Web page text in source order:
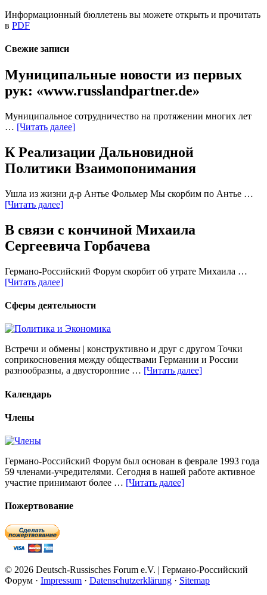
Информационный бюллетень вы можете открыть и прочитать
в PDF
Свежие записи
Муниципальные новости из первых
рук: «www.russlandpartner.de»
Муниципальное сотрудничество на протяжении многих лет
… [Читать далее]
К Реализации Дальновидной
Политики Взаимопонимания
Ушла из жизни д-р Антье Фольмер Мы скорбим по Антье …
[Читать далее]
В связи с кончиной Михаила
Сергеевича Горбачева
Германо-Российский Форум скорбит об утрате Михаила …
[Читать далее]
Сферы деятельности
Встречи и обмены | конструктивно и друг с другом Точки
соприкосновения между обществами Германии и России
разнообразны, а двусторонние … [Читать далее]
Календарь
Члены
Германо-Российский Форум был основан в феврале 1993 года
59 членами-учредителями. Сегодня в нашей работе активное
участие принимают более … [Читать далее]
Пожертвование
© 2026 Deutsch-Russisches Forum e.V. | Германо-Российский
Форум · Impressum · Datenschutzerklärung · Sitemap